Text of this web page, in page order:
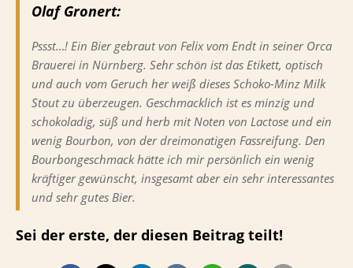
Olaf Gronert:
Pssst…! Ein Bier gebraut von Felix vom Endt in seiner Orca
Brauerei in Nürnberg. Sehr schön ist das Etikett, optisch
und auch vom Geruch her weiß dieses Schoko-Minz Milk
Stout zu überzeugen. Geschmacklich ist es minzig und
schokoladig, süß und herb mit Noten von Lactose und ein
wenig Bourbon, von der dreimonatigen Fassreifung. Den
Bourbongeschmack hätte ich mir persönlich ein wenig
kräftiger gewünscht, insgesamt aber ein sehr interessantes
und sehr gutes Bier.
Sei der erste, der diesen Beitrag teilt!